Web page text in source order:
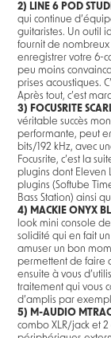
2) LINE 6 POD
qui continue
guitaristes. Un outil
fournit de nombreux
enregistrer votre 6-
peu moins
prises acoustiques.
Après tout, c’est
3) FOCUSRITE
véritable succès
performante, peut
bits/192 kHz, avec
Focusrite, c’est la
plugins dont Eleven
plugins (Softube
Bass Station) ainsi
4) MACKIE ONYX
look mini console
solidité qui en fait
amuser un bon
permettent de faire
ensuite à vous
traitement qui vous
d’amplis par
5) M-AUDIO
combo XLR/jack et